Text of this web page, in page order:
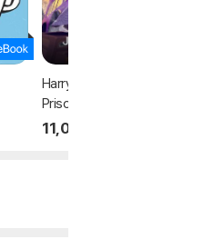
Harry Potter and the
Prisoner of Azkaban
11,000